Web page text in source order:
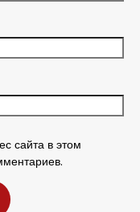
сайта в этом